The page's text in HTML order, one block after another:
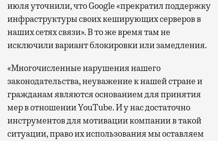
июля уточнили, что Google «прекратил поддержку
инфраструктуры своих кеширующих серверов в
наших сетях связи». В то же время там не
исключили вариант блокировки или замедления.
«Многочисленные нарушения нашего
законодательства, неуважение к нашей стране и
гражданам являются основанием для принятия
мер в отношении YouTube. И у нас достаточно
инструментов для мотивации компании в такой
ситуации, право их использования мы оставляем